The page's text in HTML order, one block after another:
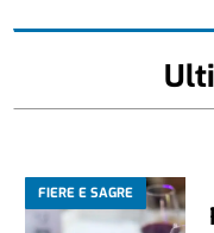
FIERE E SAGRE